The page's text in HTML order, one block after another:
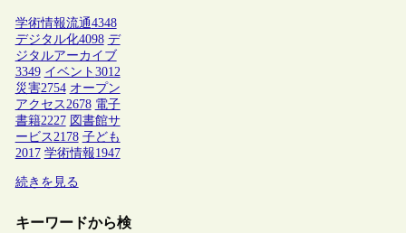
学術情報流通4348
デジタル化4098 デ
ジタルアーカイブ
3349 イベント 3012
災害2754 オープン
アクセス2678 電子
書籍2227 図書館サ
ービス2178 子ども
2017 学術情報1947
続きを見る
キーワードから検